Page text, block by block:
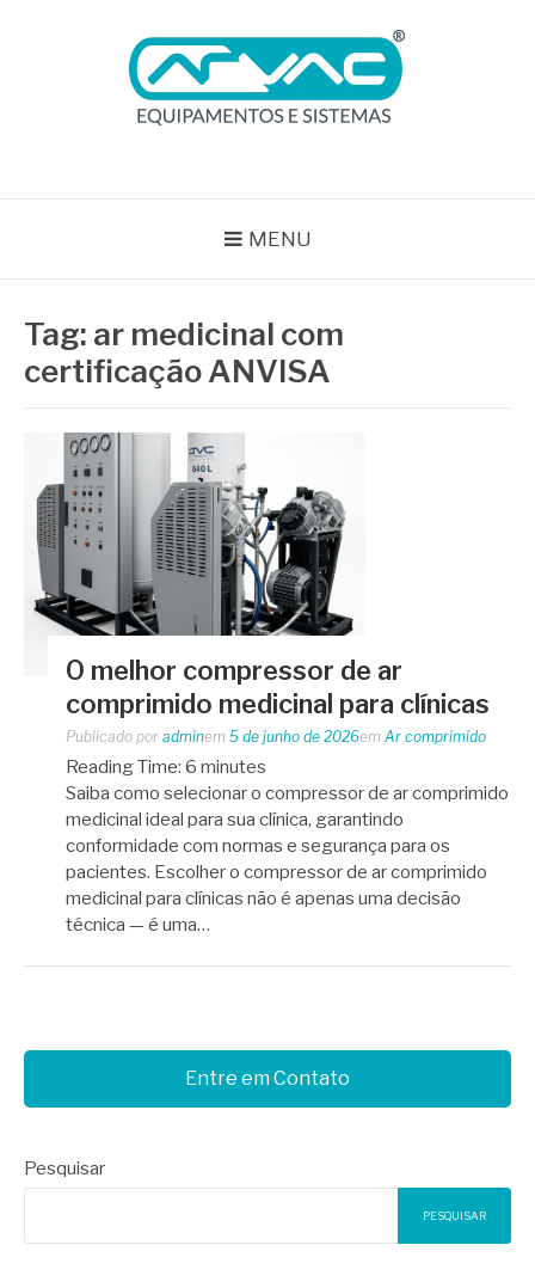
MENU
Tag: ar medicinal com
certificação ANVISA
O melhor compressor de ar
comprimido medicinal para clínicas
Publicado por adminem 5 de junho de 2026em Ar comprimido
Reading Time: 6 minutes
Saiba como selecionar o compressor de ar comprimido
medicinal ideal para sua clínica, garantindo
conformidade com normas e segurança para os
pacientes. Escolher o compressor de ar comprimido
medicinal para clínicas não é apenas uma decisão
técnica — é uma…
Entre em Contato
Pesquisar
PESQUISAR